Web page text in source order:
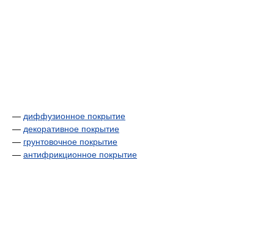
— диффузионное покрытие
— декоративное покрытие
— грунтовочное покрытие
— антифрикционное покрытие